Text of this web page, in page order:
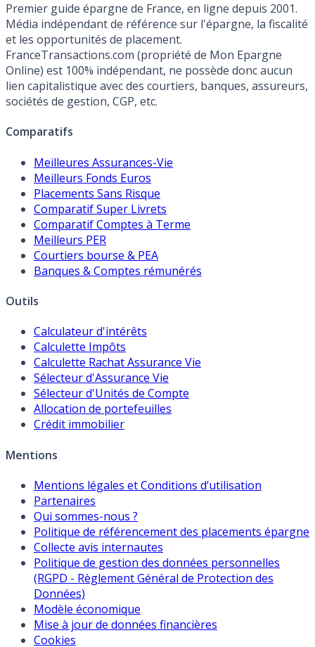
Premier guide épargne de France, en ligne depuis 2001.
Média indépendant de référence sur l'épargne, la fiscalité
et les opportunités de placement.
FranceTransactions.com (propriété de Mon Epargne
Online) est 100% indépendant, ne possède donc aucun
lien capitalistique avec des courtiers, banques, assureurs,
sociétés de gestion, CGP, etc.
Comparatifs
Meilleures Assurances-Vie
Meilleurs Fonds Euros
Placements Sans Risque
Comparatif Super Livrets
Comparatif Comptes à Terme
Meilleurs PER
Courtiers bourse & PEA
Banques & Comptes rémunérés
Outils
Calculateur d'intérêts
Calculette Impôts
Calculette Rachat Assurance Vie
Sélecteur d'Assurance Vie
Sélecteur d'Unités de Compte
Allocation de portefeuilles
Crédit immobilier
Mentions
Mentions légales et Conditions d’utilisation
Partenaires
Qui sommes-nous ?
Politique de référencement des placements épargne
Collecte avis internautes
Politique de gestion des données personnelles
(RGPD - Règlement Général de Protection des
Données)
Modèle économique
Mise à jour de données financières
Cookies